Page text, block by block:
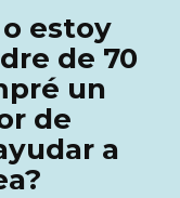
estoy
de 70
un
de
a